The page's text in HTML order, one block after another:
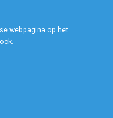
webpagina op het